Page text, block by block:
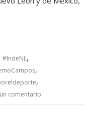
#IndeNL,
,
,
comentario